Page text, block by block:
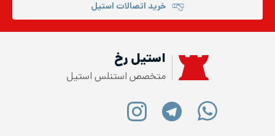
خرید اتصالات استیل
استیل رخ
متخصص استنلس استیل